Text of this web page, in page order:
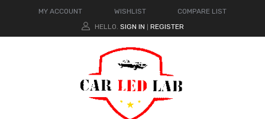
MY ACCOUNT WISHLIST
COMPARE LIST
HELLO. SIGN IN REGISTER